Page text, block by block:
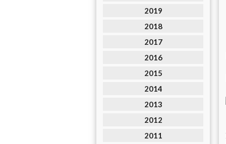
2019
2018
2017
2016
2015
2014
2013
2012
2011